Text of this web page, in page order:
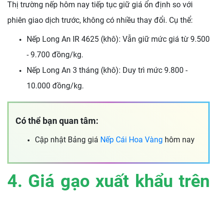
Thị trường nếp hôm nay tiếp tục giữ giá ổn định so với
phiên giao dịch trước, không có nhiều thay đổi. Cụ thể:
Nếp Long An IR 4625 (khô): Vẫn giữ mức giá từ 9.500
- 9.700 đồng/kg.
Nếp Long An 3 tháng (khô): Duy trì mức 9.800 -
10.000 đồng/kg.
Có thể bạn quan tâm:
Cập nhật Bảng giá Nếp Cái Hoa Vàng hôm nay
4. Giá gạo xuất khẩu trên